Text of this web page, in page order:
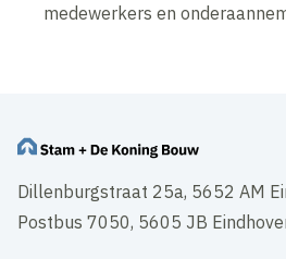
medewerkers en
Dillenburgstraat 25a, 5652 AM
Postbus 7050, 5605 JB